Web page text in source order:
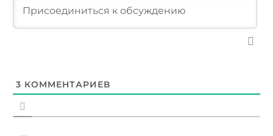
3 КОММЕНТАРИЕВ